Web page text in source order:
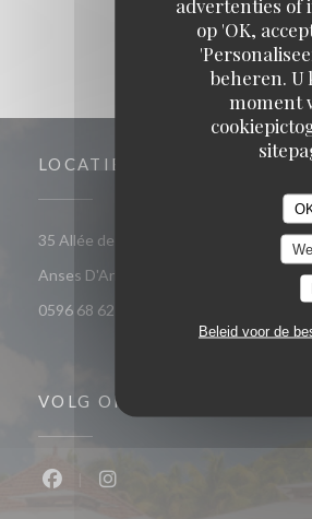
advertenties of
op 'OK,
beheren. U
moment
Beleid voor de
LOCATIE
35 Allée des Raisiniers, Quartier
Anses D'Arlet
((opent in een nieuw
0596 68 62 44
VOLG ONS